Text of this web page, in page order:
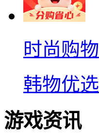
时尚购物
韩物优选
游戏资讯